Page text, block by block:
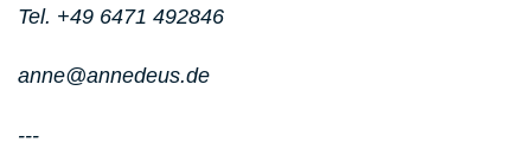
Tel. +49 6471 492846
anne@annedeus.de
---